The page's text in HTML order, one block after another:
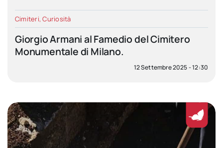
Cimiteri,Curiosità
Giorgio Armani al Famedio del Cimitero
Monumentale di Milano.
12 Settembre 2025 - 12:30